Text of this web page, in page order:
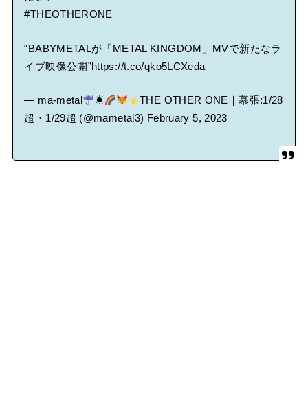
#THEOTHERONE
“BABYMETALが「METAL KINGDOM」MVで新たなラ
イブ映像公開”https://t.co/qko5LCXeda
— ma-metal ☀
THE OTHER ONE｜幕張:1/28
超・1/29超 (@mametal3) February 5, 2023